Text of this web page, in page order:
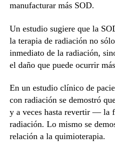
manufacturar más SOD.
Un estudio sugiere que la
la terapia de radiación no
inmediato de la radiación,
el daño que puede ocurrir
En un estudio clínico de
con radiación se demostró
y a veces hasta revertir — la
radiación. Lo mismo se
relación a la quimioterapia.